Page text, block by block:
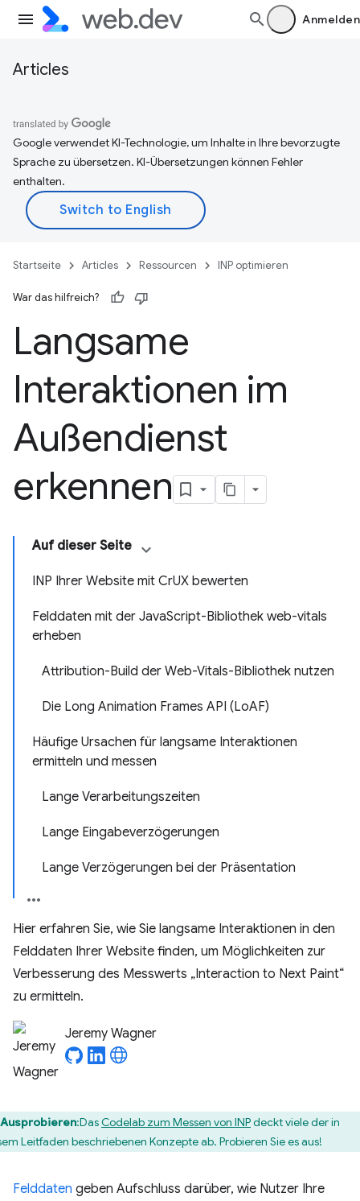
Anmelden
Articles
Google verwendet KI-Technologie, um Inhalte in Ihre bevorzugte
Sprache zu übersetzen. KI-Übersetzungen können Fehler
enthalten.
Startseite Articles Ressourcen INP optimieren
War das hilfreich?
Langsame
Interaktionen im
Außendienst
erkennen
Auf dieser Seite
INP Ihrer Website mit CrUX bewerten
Felddaten mit der JavaScript-Bibliothek web-vitals
erheben
Attribution-Build der Web-Vitals-Bibliothek nutzen
Die Long Animation Frames API (LoAF)
Häufige Ursachen für langsame Interaktionen
ermitteln und messen
Lange Verarbeitungszeiten
Lange Eingabeverzögerungen
Lange Verzögerungen bei der Präsentation
Hier erfahren Sie, wie Sie langsame Interaktionen in den
Felddaten Ihrer Website finden, um Möglichkeiten zur
Verbesserung des Messwerts „Interaction to Next Paint“
zu ermitteln.
Jeremy Wagner
Ausprobieren:DasCodelab zum Messen von INPdeckt viele der in
Leitfaden beschriebenen Konzepte ab. Probieren Sie es aus!
Felddaten geben Aufschluss darüber, wie Nutzer Ihre